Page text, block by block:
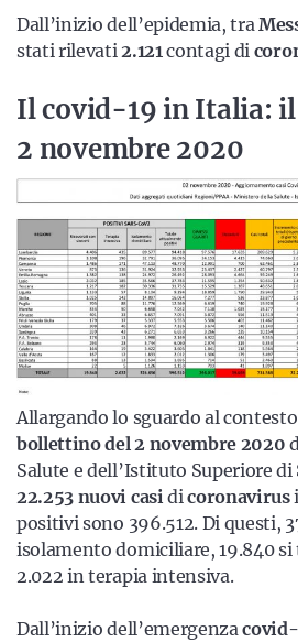
Dall’inizio dell’epidemia, tra
stati rilevati2.121contagi di
Il covid-19 in Italia:
2 novembre 2020
Allargando lo sguardo al
bollettino del 2 novembre 2020
Salute e dell’Istituto Superiore
22.253 nuovi casidicoronavirus
positivi sono 396.512. Di questi,
isolamento domiciliare, 19.840
2.022 in terapia intensiva.
Dall’inizio dell’emergenza